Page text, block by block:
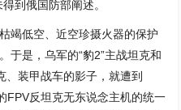
到俄国防部阐述。
竭低空、近空珍摄火器的保护
于是，乌军的“豹2”主战坦克和
、装甲战车的影子，就遭到
FPV反坦克无东说念主机的统一